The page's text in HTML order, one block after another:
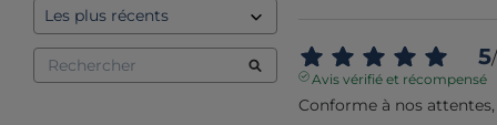
5/
Avis vérifié et récompensé
Conforme à nos